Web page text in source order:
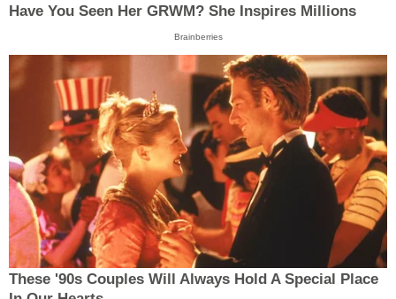
Have You Seen Her GRWM? She Inspires Millions
Brainberries
These '90s Couples Will Always Hold A Special Place